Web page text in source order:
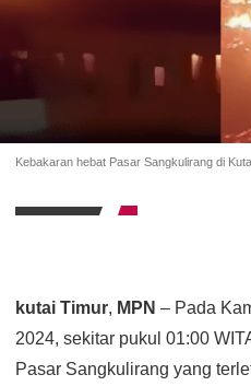
Kebakaran hebat Pasar Sangkulirang di
kutai Timur, MPN – Pada
2024, sekitar pukul 01:00
Pasar Sangkulirang yang